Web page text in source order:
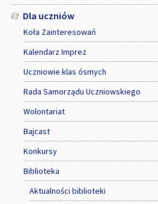
Dla uczniów
Koła Zainteresowań
Kalendarz Imprez
Uczniowie klas ósmych
Rada Samorządu Uczniowskiego
Wolontariat
Bajcast
Konkursy
Biblioteka
Aktualności biblioteki